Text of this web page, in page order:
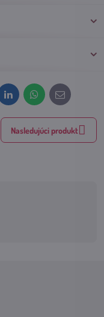
LinkedInWhatsApp
E-
mail
Nasledujúci produkt